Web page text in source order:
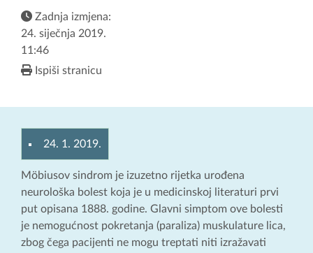
Zadnja izmjena:
24. siječnja 2019.
11:46
Ispiši stranicu
24. 1. 2019.
Möbiusov sindrom je izuzetno rijetka urođena
neurološka bolest koja je u medicinskoj literaturi prvi
put opisana 1888. godine. Glavni simptom ove bolesti
je nemogućnost pokretanja (paraliza) muskulature lica,
zbog čega pacijenti ne mogu treptati niti izražavati